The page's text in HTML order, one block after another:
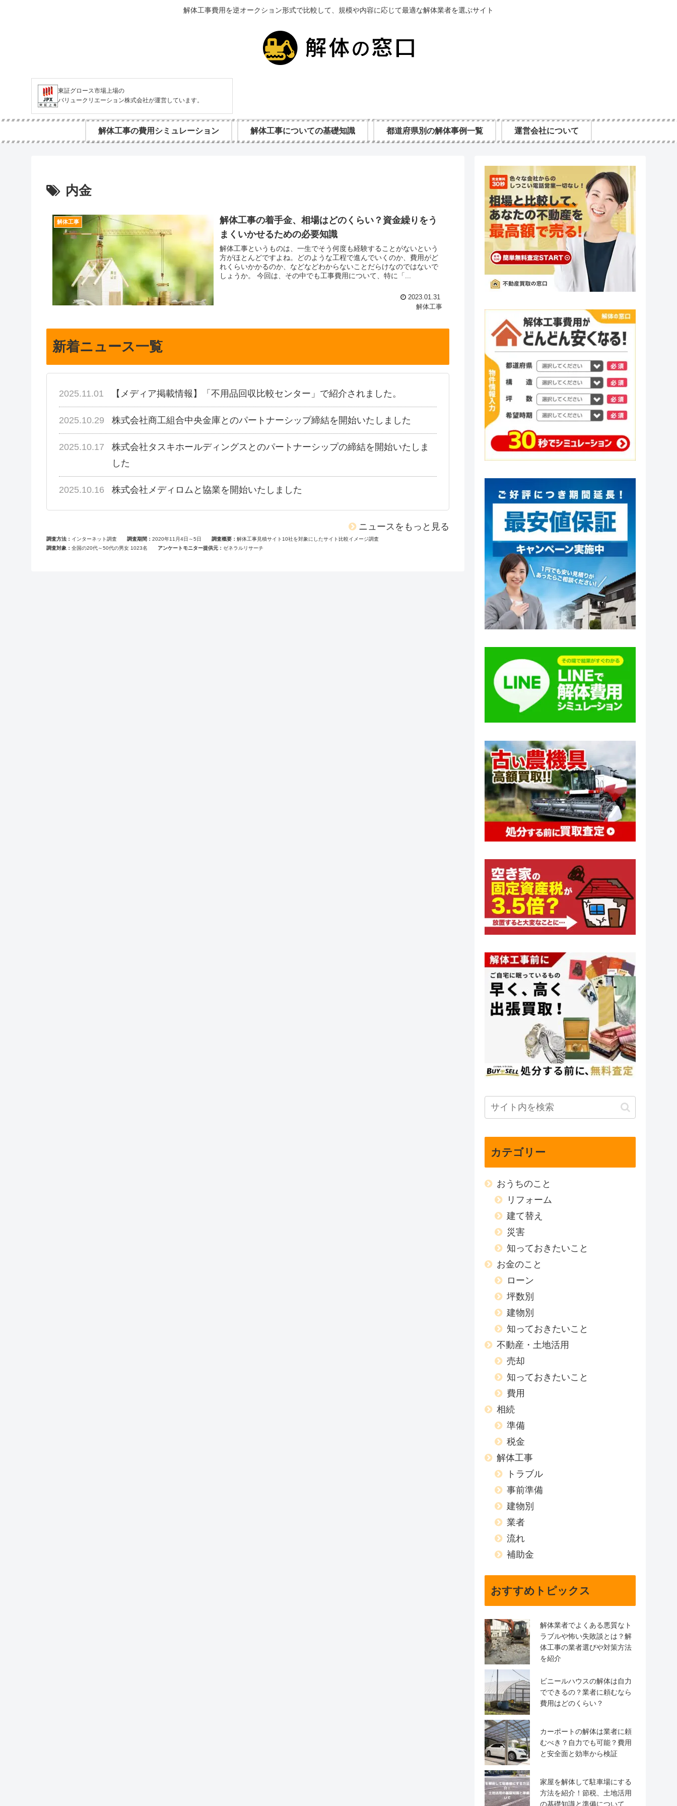
解体工事費用を逆オークション形式で比較して、規模や内容に応じて最適な解体業者を選ぶサイト
東証グロース市場上場の
バリュークリエーション株式会社が運営しています。
解体工事の費用シミュレーション 解体工事についての基礎知識 都道府県別の解体事例一覧 運営会社について
内金
解体工事
解体工事の着手金、相場はどのくらい？資金繰りをう
まくいかせるための必要知識
解体工事というものは、一生でそう何度も経験することがないという
方がほとんどですよね。どのような工程で進んでいくのか、費用がど
れくらいかかるのか、などなどわからないことだらけなのではないで
しょうか。 今回は、その中でも工事費用について、特に「...
2023.01.31
解体工事
新着ニュース一覧
2025.11.01 【メディア掲載情報】「不用品回収比較センター」で紹介されました。
2025.10.29 株式会社商工組合中央金庫とのパートナーシップ締結を開始いたしました
2025.10.17
株式会社タスキホールディングスとのパートナーシップの締結を開始いたしま
した
2025.10.16 株式会社メディロムと協業を開始いたしました
ニュースをもっと見る
調査方法 インターネット調査 調査期間 2020年11月4日～5日 調査概要
解体工事見積サイト10社を対象にしたサイト比較イメージ調査
調査対象
全国の20代～50代の男女 1023名 アンケートモニター提供元 ゼネラルリサーチ
カテゴリー
おうちのこと
リフォーム
建て替え
災害
知っておきたいこと
お金のこと
ローン
坪数別
建物別
知っておきたいこと
不動産・土地活用
売却
知っておきたいこと
費用
相続
準備
税金
解体工事
トラブル
事前準備
建物別
業者
流れ
補助金
おすすめトピックス
解体業者でよくある悪質なト
ラブルや怖い失敗談とは？解
体工事の業者選びや対策方法
を紹介
ビニールハウスの解体は自力
でできるの？業者に頼むなら
費用はどのくらい？
カーポートの解体は業者に頼
むべき？自力でも可能？費用
と安全面と効率から検証
家屋を解体して駐車場にする
方法を紹介！節税、土地活用
の基礎知識と準備について